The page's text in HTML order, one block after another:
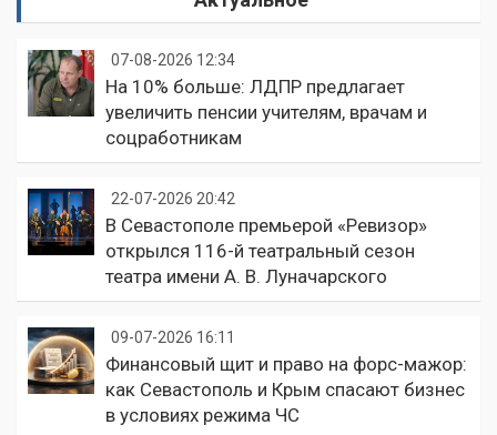
07-08-2026 12:34
На 10% больше: ЛДПР предлагает
увеличить пенсии учителям, врачам и
соцработникам
22-07-2026 20:42
В Севастополе премьерой «Ревизор»
открылся 116-й театральный сезон
театра имени А. В. Луначарского
09-07-2026 16:11
Финансовый щит и право на форс-мажор:
как Севастополь и Крым спасают бизнес
в условиях режима ЧС